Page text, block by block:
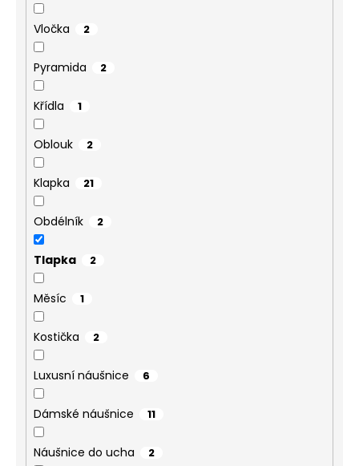
Vločka 2
Pyramida 2
Křídla 1
Oblouk 2
Klapka 21
Obdélník 2
Tlapka 2
Měsíc 1
Kostička 2
Luxusní náušnice 6
Dámské náušnice 11
Náušnice do ucha 2